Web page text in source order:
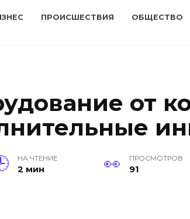
ПРОИСШЕСТВИЯ ОБЩЕСТВО
от
НА ЧТЕНИЕ
2 мин
ПРОСМОТРОВ
91